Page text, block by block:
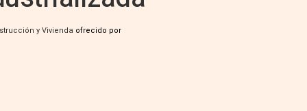
y Vivienda ofrecido por